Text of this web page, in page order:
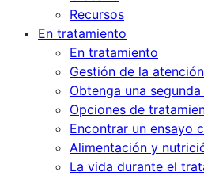
Recursos
En tratamiento
En tratamiento
Gestión de la atención
Obtenga una
Opciones de
Encontrar un ensayo
Alimentación y
La vida durante el